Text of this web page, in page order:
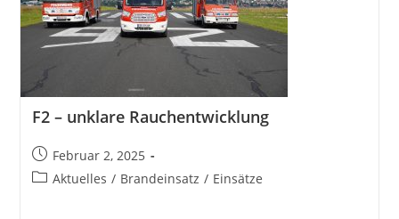
F2 – unklare Rauchentwicklung
Beitrag
veröffentlicht:
Februar 2, 2025
Beitrags-
Aktuelles / Brandeinsatz / Einsätze